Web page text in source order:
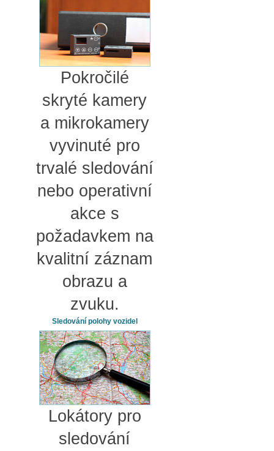
Pokročilé
skryté kamery
a mikrokamery
vyvinuté pro
trvalé sledování
nebo operativní
akce s
požadavkem na
kvalitní záznam
obrazu a
zvuku.
Sledování polohy vozidel
Lokátory pro
sledování